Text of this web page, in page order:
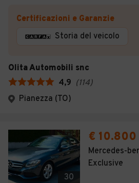
Certificazioni e Garanzie
Storia del veicolo
Olita Automobili snc
4,9 (114)
Pianezza (TO)
30
€ 10.800
Mercedes-
Exclusive